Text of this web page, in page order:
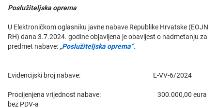
Poslužiteljska oprema
U Elektroničkom oglasniku javne nabave Republike Hrvatske (EOJN
RH) dana 3.7.2024. godine objavljena je obavijest o nadmetanju za
predmet nabave: „Poslužiteljska oprema“.
Evidencijski broj nabave: E-VV-6/2024
Procijenjena vrijednost nabave: 300.000,00 eura
bez PDV-a